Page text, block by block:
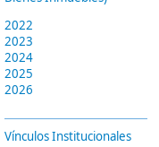
2022
2023
2024
2025
2026
Vínculos Institucionales